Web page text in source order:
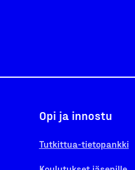
Opi ja innostu
Tutkittua-tietopankki